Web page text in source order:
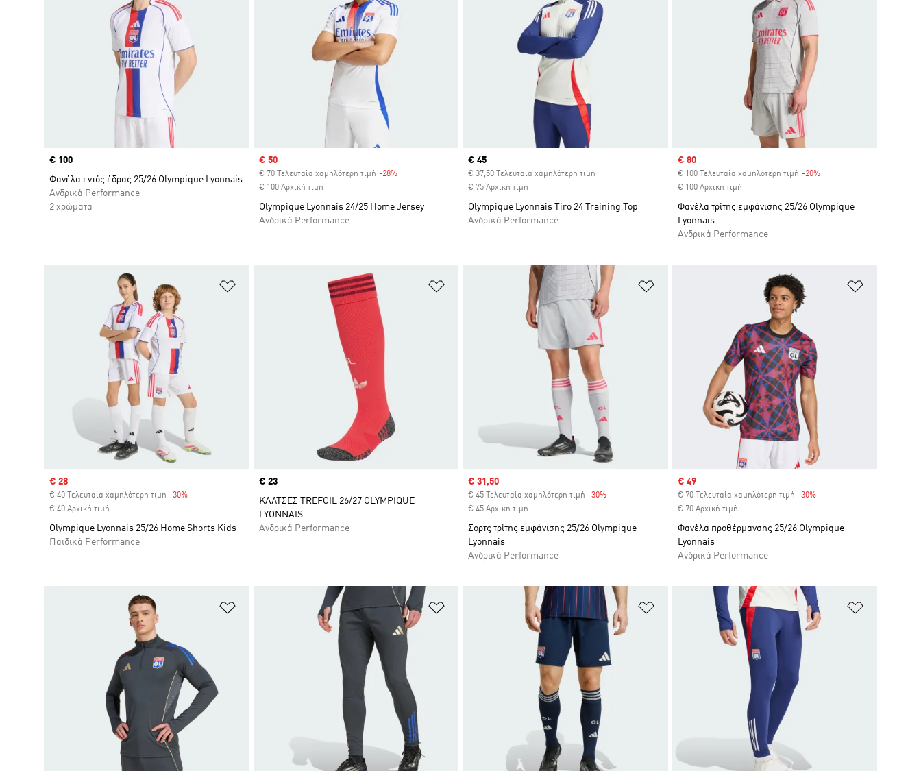
Price
€ 100
Φανέλα εντός έδρας 25/26 Olympique Lyonnais
Ανδρικά Performance
2 χρώματα
Sale price
€ 50
€ 70 Τελευταία χαμηλότερη τιμή -28%Discount
€ 100 Αρχική τιμή
Olympique Lyonnais 24/25 Home Jersey
Ανδρικά Performance
Current price
€ 45
€ 37,50 Τελευταία χαμηλότερη τιμή
€ 75 Αρχική τιμή
Olympique Lyonnais Tiro 24 Training Top
Ανδρικά Performance
Sale price
€ 80
€ 100 Τελευταία χαμηλότερη τιμή -20%Discount
€ 100 Αρχική τιμή
Φανέλα τρίτης εμφάνισης 25/26 Olympique
Lyonnais
Ανδρικά Performance
Προσθήκη στη Λίστα Επιθυμιών
Sale price
€ 28
€ 40 Τελευταία χαμηλότερη τιμή -30%
€ 40 Αρχική τιμή
Olympique Lyonnais 25/26 Home Shorts Kids
Παιδικά Performance
Προσθήκη στη Λίστα Επιθυμιών
Price
€ 23
ΚΑΛΤΣΕΣ TREFOIL 26/27 OLYMPIQUE
LYONNAIS
Ανδρικά Performance
Προσθήκη στη Λίστα Επιθυμιών
Sale price
€ 31,50
€ 45 Τελευταία χαμηλότερη τιμή -30%
€ 45 Αρχική τιμή
Σορτς τρίτης εμφάνισης 25/26 Olympique
Lyonnais
Ανδρικά Performance
Sale price
€ 49
€ 70 Τελευταία χαμηλότερη τιμή -30%Discount
€ 70 Αρχική τιμή
Φανέλα προθέρμανσης 25/26 Olympique
Lyonnais
Ανδρικά Performance
Προσθήκη στη Λίστα Επιθυμιών Προσθήκη στη Λίστα Επιθυμιών Προσθήκη στη Λίστα Επιθυμιών